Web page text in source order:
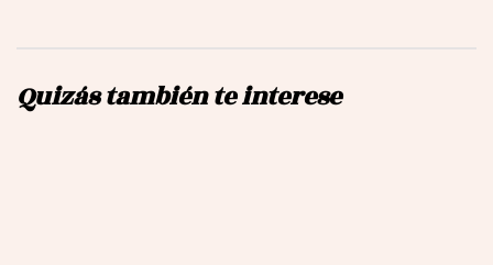
Quizás también te interese